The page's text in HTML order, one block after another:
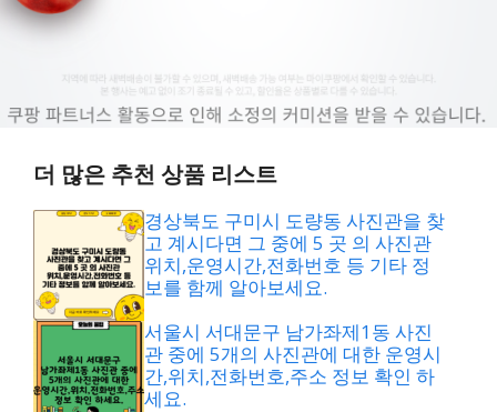
더 많은 추천 상품 리스트
경상북도 구미시 도량동 사진관을 찾
고 계시다면 그 중에 5 곳 의 사진관
위치,운영시간,전화번호 등 기타 정
보를 함께 알아보세요.
서울시 서대문구 남가좌제1동 사진
관 중에 5개의 사진관에 대한 운영시
간,위치,전화번호,주소 정보 확인 하
세요.